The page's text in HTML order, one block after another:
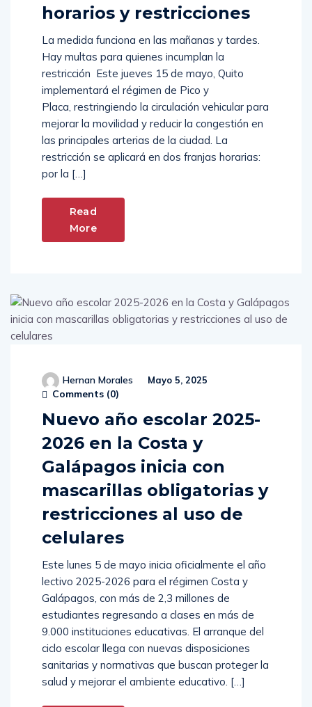
horarios y restricciones
La medida funciona en las mañanas y tardes.
Hay multas para quienes incumplan la
restricción Este jueves 15 de mayo, Quito
implementará el régimen de Pico y
Placa, restringiendo la circulación vehicular para
mejorar la movilidad y reducir la congestión en
las principales arterias de la ciudad. La
restricción se aplicará en dos franjas horarias:
por la […]
Read
More
Hernan Morales Mayo 5, 2025
Comments (0)
Nuevo año escolar 2025-
2026 en la Costa y
Galápagos inicia con
mascarillas obligatorias y
restricciones al uso de
celulares
Este lunes 5 de mayo inicia oficialmente el año
lectivo 2025-2026 para el régimen Costa y
Galápagos, con más de 2,3 millones de
estudiantes regresando a clases en más de
9.000 instituciones educativas. El arranque del
ciclo escolar llega con nuevas disposiciones
sanitarias y normativas que buscan proteger la
salud y mejorar el ambiente educativo. […]